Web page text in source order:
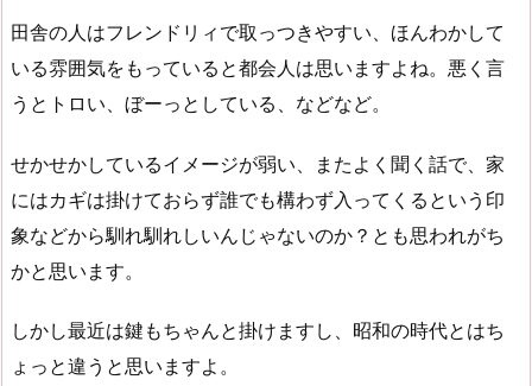
田舎の人はフレンドリィで取っつきやすい、ほんわかして
いる雰囲気をもっていると都会人は思いますよね。悪く言
うとトロい、ぼーっとしている、などなど。
せかせかしているイメージが弱い、またよく聞く話で、家
にはカギは掛けておらず誰でも構わず入ってくるという印
象などから馴れ馴れしいんじゃないのか？とも思われがち
かと思います。
しかし最近は鍵もちゃんと掛けますし、昭和の時代とはち
ょっと違うと思いますよ。